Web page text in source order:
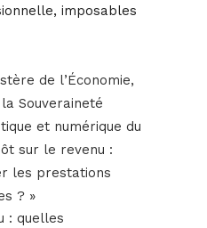
imposables
de l’Économie,
Souveraineté
et numérique du
sur le revenu :
les prestations
? »
: quelles